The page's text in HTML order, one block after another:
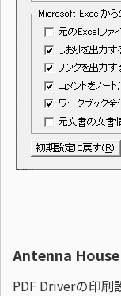
Antenna
PDF Driverの印刷